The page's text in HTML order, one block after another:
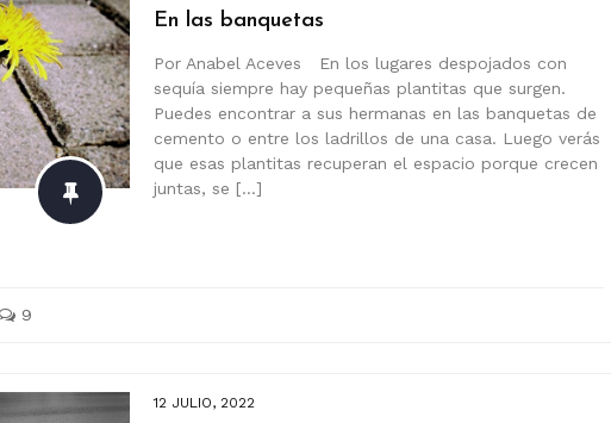
En las banquetas
Por Anabel Aceves En los lugares despojados con
sequía siempre hay pequeñas plantitas que surgen.
Puedes encontrar a sus hermanas en las banquetas de
cemento o entre los ladrillos de una casa. Luego verás
que esas plantitas recuperan el espacio porque crecen
juntas, se […]
9
12 JULIO, 2022